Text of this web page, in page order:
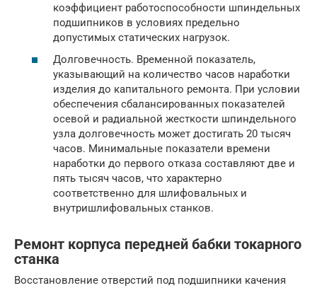
коэффициент работоспособности шпиндельных
подшипников в условиях предельно
допустимых статических нагрузок.
Долговечность. Временной показатель,
указывающий на количество часов наработки
изделия до капитального ремонта. При условии
обеспечения сбалансированных показателей
осевой и радиальной жесткости шпиндельного
узла долговечность может достигать 20 тысяч
часов. Минимальные показатели времени
наработки до первого отказа составляют две и
пять тысяч часов, что характерно
соответственно для шлифовальных и
внутришлифовальных станков.
Ремонт корпуса передней бабки токарного
станка
Восстановление отверстий под подшипники качения